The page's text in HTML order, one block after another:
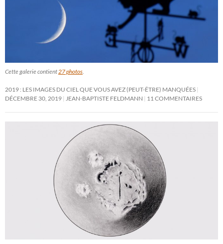
Cette galerie contient27 photos.
2019 : LES IMAGES DU CIEL QUE VOUS AVEZ (PEUT-ÊTRE) MANQUÉES
DÉCEMBRE 30, 2019 JEAN-BAPTISTE FELDMANN 11 COMMENTAIRES